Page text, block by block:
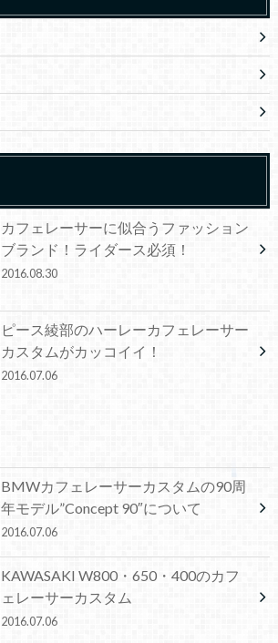
カフェレーサーに似合うファッション
ブランド！ライダース必須！
2016.08.30
ピース綾部のハーレーカフェレーサー
カスタムがカッコイイ！
2016.07.06
BMWカフェレーサーカスタムの90周
年モデル”Concept 90″について
2016.07.06
KAWASAKI W800・650・400のカフ
ェレーサーカスタム
2016.07.06